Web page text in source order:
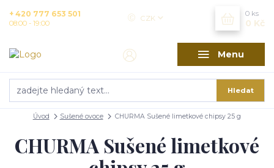
Menu
CZK
Hledat
+ 420 777 653 501
08:00 - 19:00
0 ks
0 Kč
Úvod Sušené ovoce CHURMA Sušené limetkové chipsy 25 g
CHURMA Sušené limetkové